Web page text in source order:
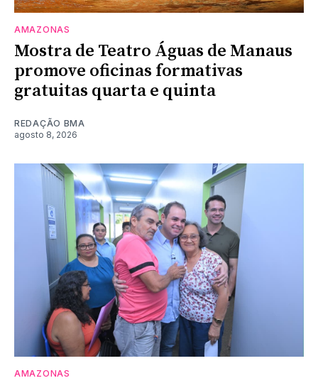
AMAZONAS
Mostra de Teatro Águas de Manaus
promove oficinas formativas
gratuitas quarta e quinta
REDAÇÃO BMA
agosto 8, 2026
AMAZONAS